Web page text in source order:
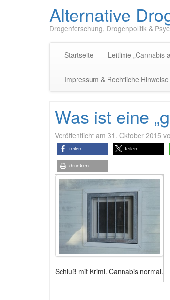
Alternative
Drogenforschung, Drogenpolitik &
Startseite Leitlinie „Cannabis
Impressum & Rechtliche Hinweise
Was ist eine
Veröffentlicht am 31. Oktober 2015
teilen teilen
drucken
Schluß mit Krimi. Cannabis normal.